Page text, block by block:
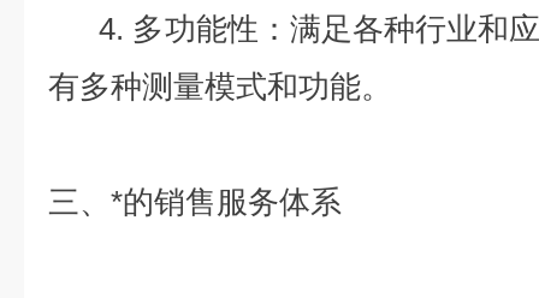
4. 多功能性：满足各种行业和
有多种测量模式和功能。
三、*的销售服务体系